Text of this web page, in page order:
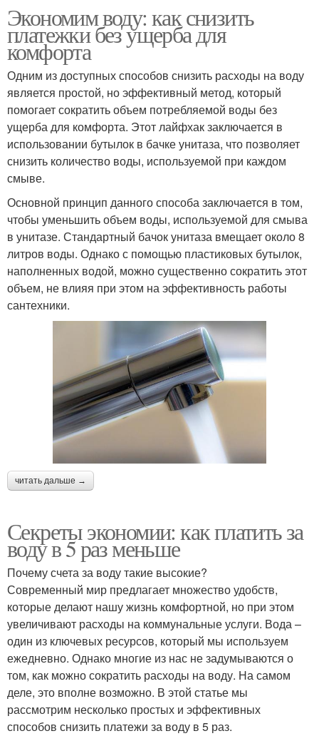
Экономим воду: как снизить
платежки без ущерба для
комфорта
Одним из доступных способов снизить расходы на воду
является простой, но эффективный метод, который
помогает сократить объем потребляемой воды без
ущерба для комфорта. Этот лайфхак заключается в
использовании бутылок в бачке унитаза, что позволяет
снизить количество воды, используемой при каждом
смыве.
Основной принцип данного способа заключается в том,
чтобы уменьшить объем воды, используемой для смыва
в унитазе. Стандартный бачок унитаза вмещает около 8
литров воды. Однако с помощью пластиковых бутылок,
наполненных водой, можно существенно сократить этот
объем, не влияя при этом на эффективность работы
сантехники.
читать дальше →
Секреты экономии: как платить за
воду в 5 раз меньше
Почему счета за воду такие высокие?
Современный мир предлагает множество удобств,
которые делают нашу жизнь комфортной, но при этом
увеличивают расходы на коммунальные услуги. Вода –
один из ключевых ресурсов, который мы используем
ежедневно. Однако многие из нас не задумываются о
том, как можно сократить расходы на воду. На самом
деле, это вполне возможно. В этой статье мы
рассмотрим несколько простых и эффективных
способов снизить платежи за воду в 5 раз.